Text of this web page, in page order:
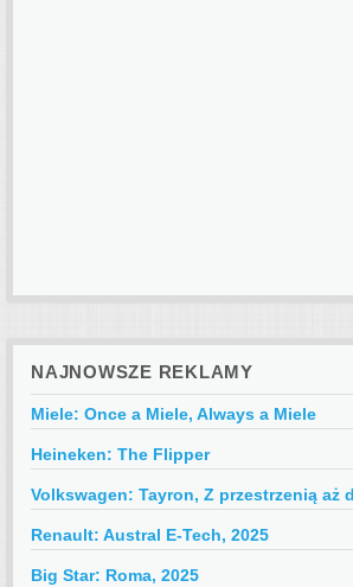
NAJNOWSZE REKLAMY
Miele: Once a Miele, Always a Miele
Heineken: The Flipper
Volkswagen: Tayron, Z przestrzenią aż
Renault: Austral E-Tech, 2025
Big Star: Roma, 2025